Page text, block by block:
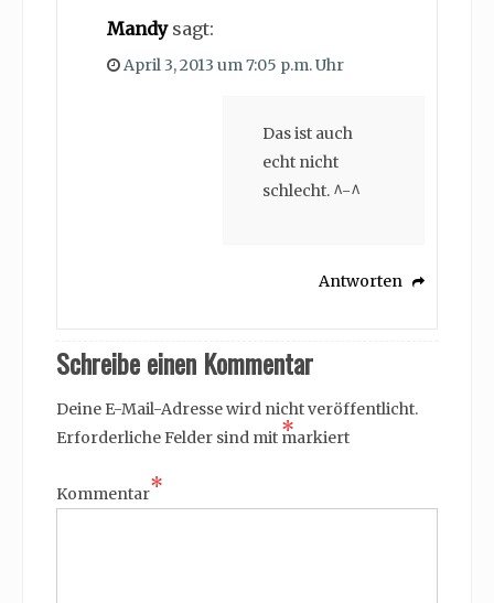
Mandy sagt:
April 3, 2013 um 7:05 p.m. Uhr
Das ist auch
echt nicht
schlecht. ^-^
Antworten
Schreibe einen Kommentar
Deine E-Mail-Adresse wird nicht veröffentlicht.
Erforderliche Felder sind mit *
markiert
Kommentar*